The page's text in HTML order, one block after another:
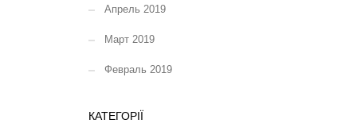
Апрель 2019
Март 2019
Февраль 2019
КАТЕГОРІЇ